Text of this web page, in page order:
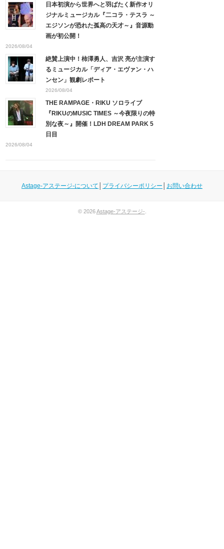
日本初演から世界へと羽ばたく新作オリ
ジナルミュージカル『二コラ・テスラ ～
エジソンが恐れた孤高の天才～』音源動
画が初公開！
2026/08/04
絶賛上演中！柿澤勇人、吉沢 亮が主演す
るミュージカル「ディア・エヴァン・ハ
ンセン」観劇レポート
2026/08/04
THE RAMPAGE・RIKU ソロライブ
『RIKUのMUSIC TIMES ～今夜限りの特
別な夜～』開催！LDH DREAM PARK 5
日目
2026/08/04
Astage-アステージ-について プライバシーポリシー お問い合わせ
© 2026Astage-アステージ-.